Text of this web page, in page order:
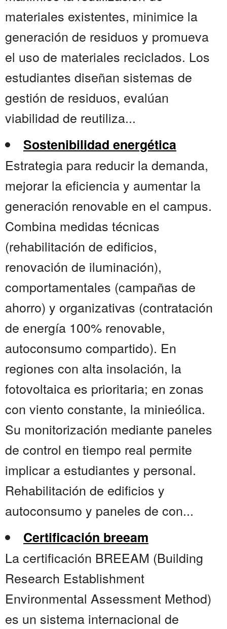
materiales existentes, minimice la
generación de residuos y promueva
el uso de materiales reciclados. Los
estudiantes diseñan sistemas de
gestión de residuos, evalúan
viabilidad de reutiliza...
Sostenibilidad energética
Estrategia para reducir la demanda,
mejorar la eficiencia y aumentar la
generación renovable en el campus.
Combina medidas técnicas
(rehabilitación de edificios,
renovación de iluminación),
comportamentales (campañas de
ahorro) y organizativas (contratación
de energía 100% renovable,
autoconsumo compartido). En
regiones con alta insolación, la
fotovoltaica es prioritaria; en zonas
con viento constante, la minieólica.
Su monitorización mediante paneles
de control en tiempo real permite
implicar a estudiantes y personal.
Rehabilitación de edificios y
autoconsumo y paneles de con...
Certificación breeam
La certificación BREEAM (Building
Research Establishment
Environmental Assessment Method)
es un sistema internacional de